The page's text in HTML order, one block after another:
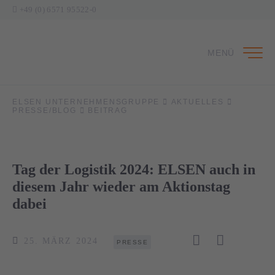
MENÜ
ELSEN UNTERNEHMENSGRUPPE
AKTUELLES
PRESSE/BLOG
BEITRAG
Tag der Logistik 2024: ELSEN auch in
diesem Jahr wieder am Aktionstag
dabei
25. MÄRZ 2024 PRESSE